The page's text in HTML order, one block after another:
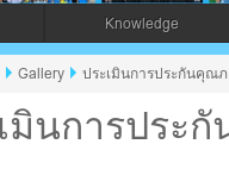
Knowledge
มินการประ
Gallery ประเมินการประกันคุณ